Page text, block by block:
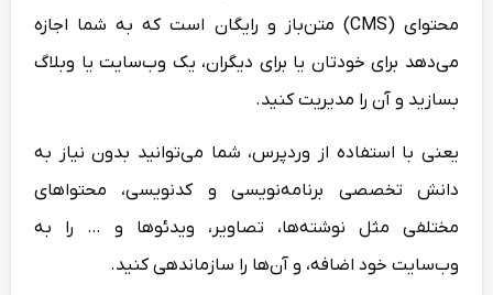
محتوای (CMS) متن‌باز و رایگان است که به شما اجازه
می‌دهد برای خودتان یا برای دیگران، یک وب‌سایت یا وبلاگ
بسازید و آن را مدیریت کنید.
یعنی با استفاده از وردپرس، شما می‌توانید بدون نیاز به
دانش تخصصی برنامه‌نویسی و کدنویسی، محتواهای
مختلفی مثل نوشته‌ها، تصاویر، ویدئوها و … را به
وب‌سایت خود اضافه، و آن‌ها را سازماندهی کنید.